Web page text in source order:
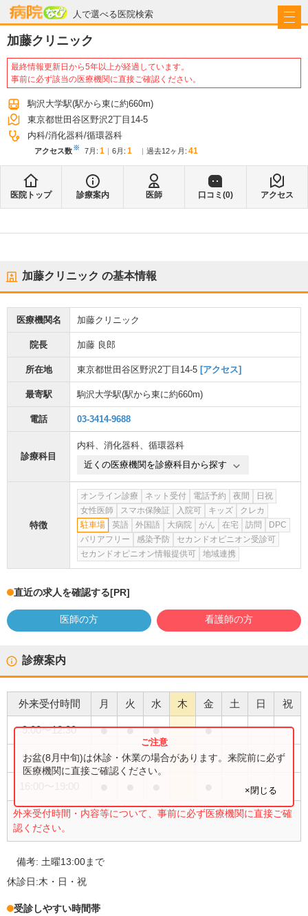
人で選べる医院検索
病院なび
加藤クリニック
最終情報更新日から5年以上が経過しています。
事前に必ず該当の医療機関に直接ご確認ください。
駒沢大学駅(駅から東に約660m)
東京都世田谷区野沢2丁目14-5
内科 消化器科 循環器科
アクセス数※ 7月 : 1 6月 : 1 過去12ヶ月: 41
医院トップ 診療案内 医師 口コミ(0) アクセス
加藤クリニック の基本情報
医療機関名 加藤クリニック
院長 加藤 良郎
所在地 東京都世田谷区野沢2丁目14-5 [アクセス]
最寄駅 駒沢大学駅(駅から東に約660m)
電話 03-3414-9688
診療科目
内科、 消化器科、 循環器科
近くの医療機関を診療科目から探す
特徴
オンライン診療 ネット受付 電話予約 夜間
日祝
女性医師
スマホ保険証 入院可 キッズ
クレカ
駐車場
英語 外国語 大病院 がん 在宅 訪問
DPC
バリアフリー
感染予防
セカンドオピニオン受診可
セカンドオピニオン情報提供可
地域連携
直近の求人を確認する[PR]
医師の方 看護師の方
診療案内
外来受付時間 月 火 水 木 金 土 日 祝
9:00〜12:30 ● ● ● ●
9:00〜13:00 ●
外来受付時間・内容等について、事前に必ず医療機関に直接ご確
認ください。
お盆(8月中旬)は休診・休業の場合があります。来院前に必ず
医療機関に直接ご確認ください。
×閉じる
備考: 土曜13:00まで
休診日:木・日・祝
受診しやすい時間帯